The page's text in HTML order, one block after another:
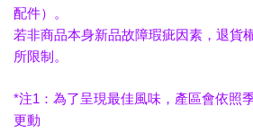
配件）。
若非商品本身新品故障瑕疵因素，退貨
所限制。
*注1：為了呈現最佳風味，產區會依照
更動